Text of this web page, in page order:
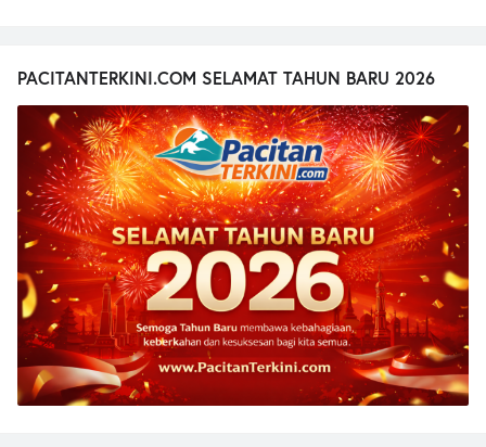
PACITANTERKINI.COM SELAMAT TAHUN BARU 2026